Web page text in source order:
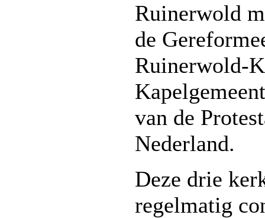
Ruinerwold
de
Ruinerwold-
van de
Nederland.
Deze drie
regelmatig